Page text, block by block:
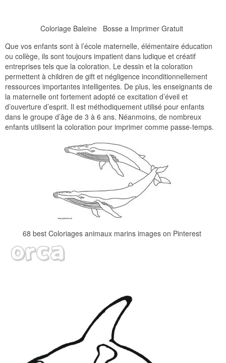
Coloriage Baleine Bosse a Imprimer Gratuit
Que vos enfants sont à l’école maternelle, élémentaire éducation
ou collège, ils sont toujours impatient dans ludique et créatif
entreprises tels que la coloration. Le dessin et la coloration
permettent à children de gift et négligence inconditionnellement
ressources importantes intelligentes. De plus, les enseignants de
la maternelle ont fortement adopté ce excitation d’éveil et
d’ouverture d’esprit. Il est méthodiquement utilisé pour enfants
dans le groupe d’âge de 3 à 6 ans. Néanmoins, de nombreux
enfants utilisent la coloration pour imprimer comme passe-temps.
68 best Coloriages animaux marins images on Pinterest